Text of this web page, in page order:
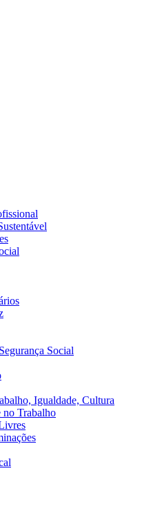
Social
Igualdade, Cultura
no Trabalho